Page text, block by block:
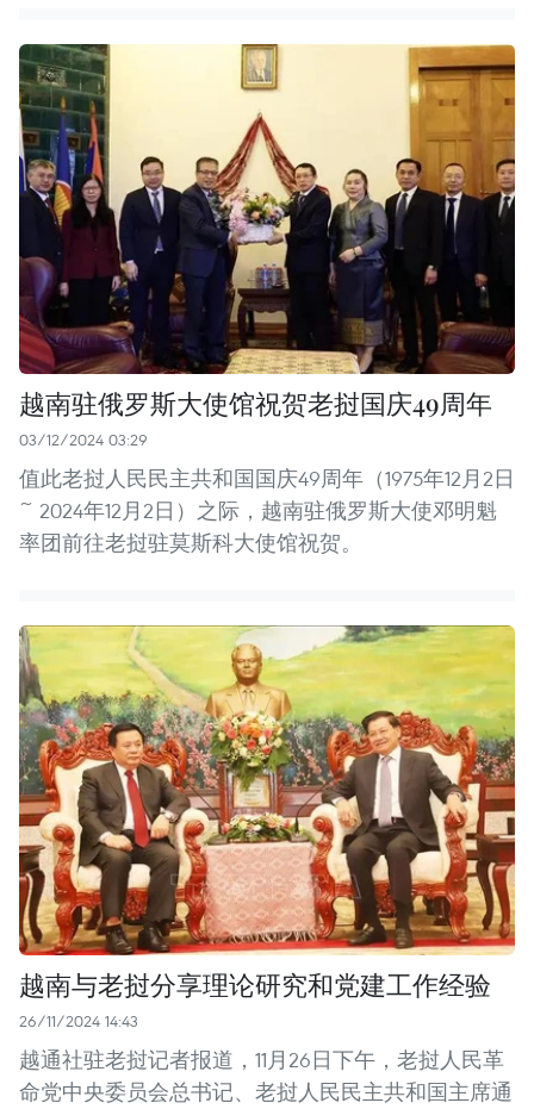
越南驻俄罗斯大使馆祝贺老挝国庆49周年
03/12/2024 03:29
值此老挝人民民主共和国国庆49周年（1975年12月2日
~ 2024年12月2日）之际，越南驻俄罗斯大使邓明魁
率团前往老挝驻莫斯科大使馆祝贺。
越南与老挝分享理论研究和党建工作经验
26/11/2024 14:43
越通社驻老挝记者报道，11月26日下午，老挝人民革
命党中央委员会总书记、老挝人民民主共和国主席通